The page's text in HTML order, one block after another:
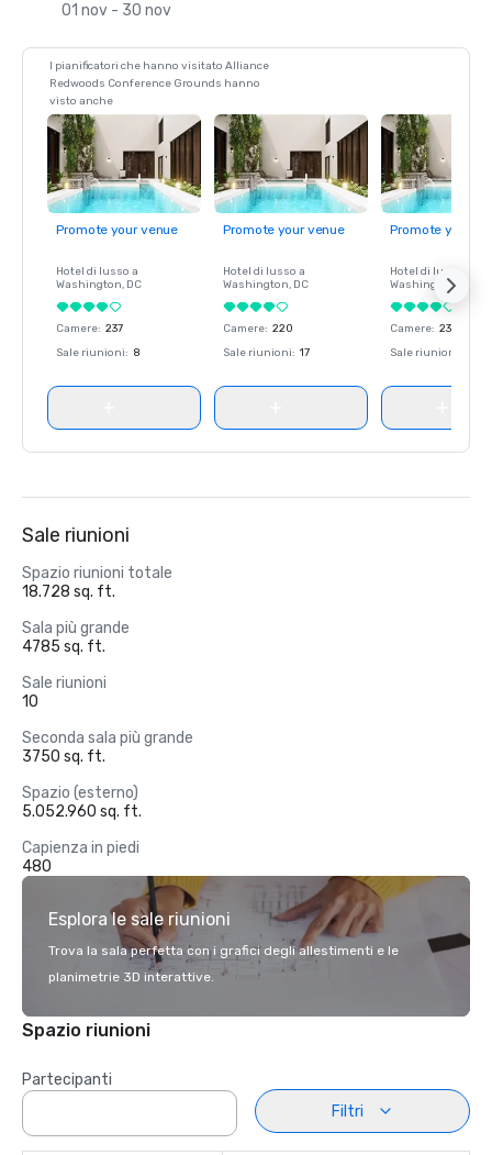
01 nov - 30 nov
I pianificatori che hanno visitato Alliance
Redwoods Conference Grounds hanno
visto anche
Promote your venue
Hotel di lusso a
Washington, DC
Camere: 237
Sale riunioni: 8
Promote your venue
Hotel di lusso a
Washington, DC
Camere: 220
Sale riunioni: 17
Promote your
Hotel di lusso a
Washington
Camere: 237
Sale riunioni
Sale riunioni
Spazio riunioni totale
18.728 sq. ft.
Sala più grande
4785 sq. ft.
Sale riunioni
10
Seconda sala più grande
3750 sq. ft.
Spazio (esterno)
5.052.960 sq. ft.
Capienza in piedi
480
Esplora le sale riunioni
Trova la sala perfetta con i grafici degli allestimenti e le
planimetrie 3D interattive.
Spazio riunioni
Partecipanti
Filtri